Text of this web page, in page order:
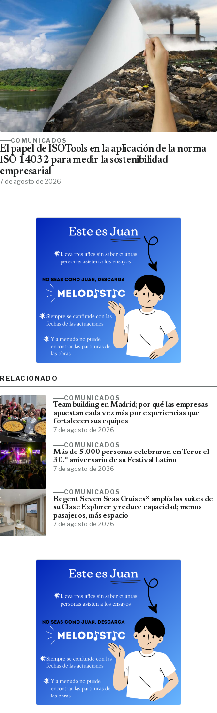
COMUNICADOS
El papel de ISOTools en la aplicación de la norma
ISO 14032 para medir la sostenibilidad
empresarial
7 de agosto de 2026
RELACIONADO
COMUNICADOS
Team building en Madrid; por qué las empresas
apuestan cada vez más por experiencias que
fortalecen sus equipos
7 de agosto de 2026
COMUNICADOS
Más de 5.000 personas celebraron en Teror el
30.º aniversario de su Festival Latino
7 de agosto de 2026
COMUNICADOS
Regent Seven Seas Cruises® amplía las suites de
su Clase Explorer y reduce capacidad; menos
pasajeros, más espacio
7 de agosto de 2026